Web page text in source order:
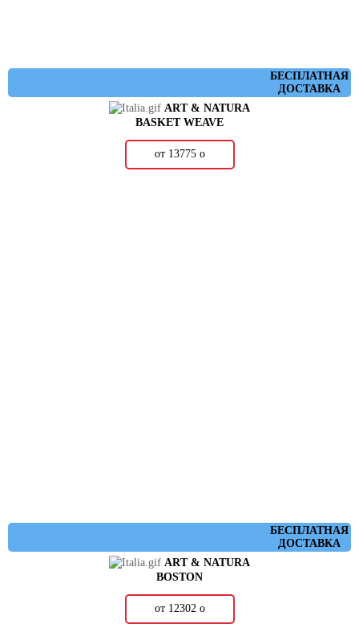
БЕСПЛАТНАЯ
ДОСТАВКА
ART & NATURA
BASKET WEAVE
от 13775 о
БЕСПЛАТНАЯ
ДОСТАВКА
ART & NATURA
BOSTON
от 12302 о